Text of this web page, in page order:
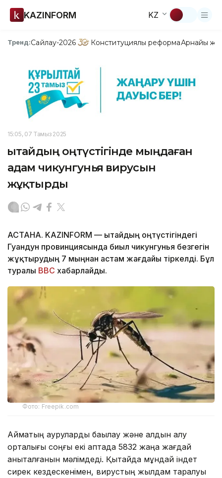
KAZINFORM KZ
Тренд:Сайлау-2026 Конституциялық реформаАрнайы
15:05, 07 Тамыз 2025
Қытайдың оңтүстігінде мыңдаған
адам чикунгунья вирусын
жұқтырды
АСТАНА. KAZINFORM — Қытайдың оңтүстігіндегі
Гуандун провинциясында биыл чикунгунья безгегін
жұқтырудың 7 мыңнан астам жағдайы тіркелді. Бұл
туралы BBC хабарлайды.
Фото: Freepik.com
Аймақтың ауруларды бақылау және алдын алу
орталығы соңғы екі аптада 5832 жаңа жағдай
анықталғанын мәлімдеді. Қытайда мұндай індет
сирек кездескенімен, вирустың жылдам таралуы